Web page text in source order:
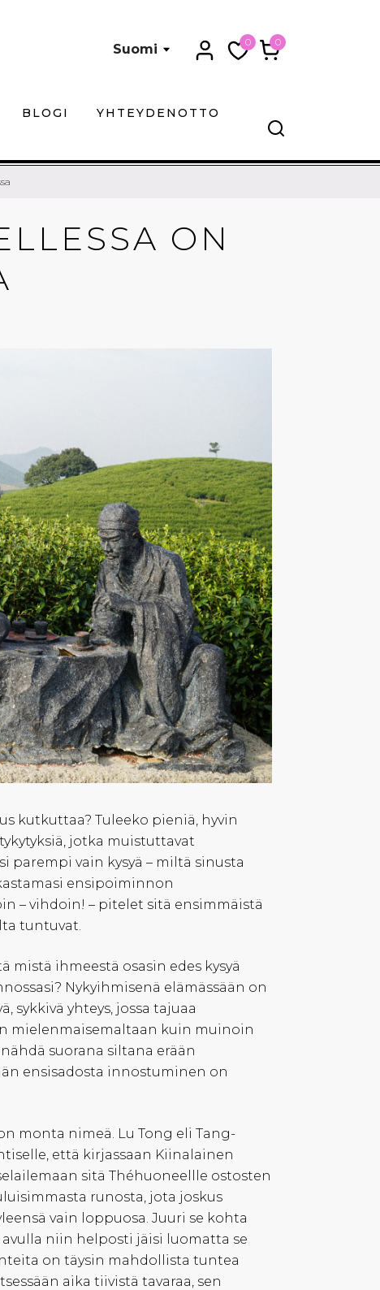
Suomi 0 0
BLOGI YHTEYDENOTTO
ON
kutkuttaa? Tuleeko pieniä, hyvin
jotka muistuttavat
parempi vain kysyä – miltä sinusta
ensipoiminnon
– vihdoin! – pitelet sitä ensimmäistä
tuntuvat.
ihmeestä osasin edes kysyä
Nykyihmisenä elämässään on
sykkivä yhteys, jossa tajuaa
mielenmaisemaltaan kuin muinoin
suorana siltana erään
ensisadosta innostuminen on
monta nimeä. Lu Tong eli Tang-
että kirjassaan Kiinalainen
sitä Théhuoneellle ostosten
runosta, jota joskus
vain loppuosa. Juuri se kohta
niin helposti jäisi luomatta se
on täysin mahdollista tuntea
aika tiivistä tavaraa, sen